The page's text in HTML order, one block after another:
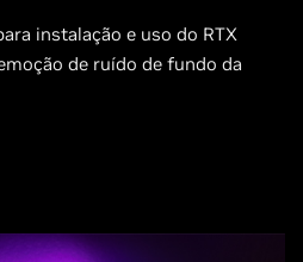
instalação e uso do RTX
de ruído de fundo da